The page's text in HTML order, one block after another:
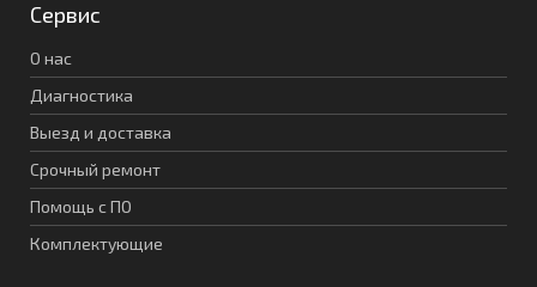
Сервис
О нас
Диагностика
Выезд и доставка
Срочный ремонт
Помощь с ПО
Комплектующие